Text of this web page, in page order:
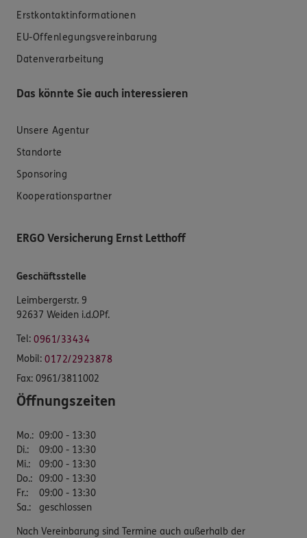
Erstkontaktinformationen
EU-Offenlegungsvereinbarung
Datenverarbeitung
Das könnte Sie auch interessieren
Unsere Agentur
Standorte
Sponsoring
Kooperationspartner
ERGO Versicherung Ernst Letthoff
Geschäftsstelle
Leimbergerstr. 9
92637 Weiden i.d.OPf.
Tel: 0961/33434
Mobil: 0172/2923878
Fax: 0961/3811002
Öffnungszeiten
Mo.: 09:00 - 13:30
Di.:
09:00 - 13:30
Mi.:
09:00 - 13:30
Do.: 09:00 - 13:30
Fr.:
09:00 - 13:30
Sa.: geschlossen
Nach Vereinbarung sind Termine auch außerhalb der